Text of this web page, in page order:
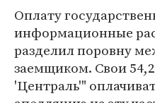
Оплату
информационные
разделил поровну
заемщиком. Свои
'Централь'"